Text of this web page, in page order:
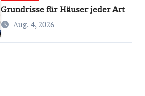
Grundrisse für Häuser jeder Art
Aug. 4, 2026